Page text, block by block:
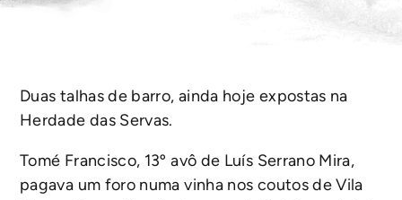
Duas talhas de barro, ainda hoje expostas na
Herdade das Servas.
Tomé Francisco, 13º avô de Luís Serrano Mira,
pagava um foro numa vinha nos coutos de Vila